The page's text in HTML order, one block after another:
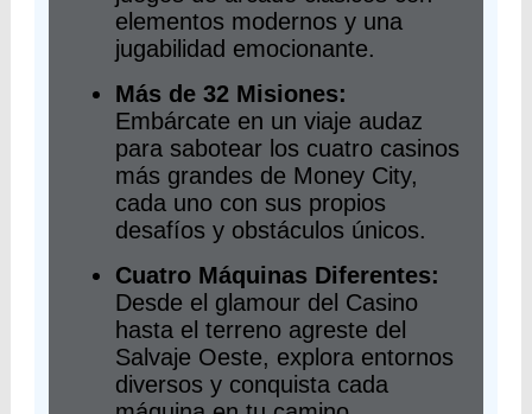
elementos modernos y una
jugabilidad emocionante.
Más de 32 Misiones:
Embárcate en un viaje audaz
para sabotear los cuatro casinos
más grandes de Money City,
cada uno con sus propios
desafíos y obstáculos únicos.
Cuatro Máquinas Diferentes:
Desde el glamour del Casino
hasta el terreno agreste del
Salvaje Oeste, explora entornos
diversos y conquista cada